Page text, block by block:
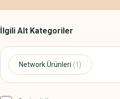
İlgili Alt Kategoriler
Network Ürünleri (1)